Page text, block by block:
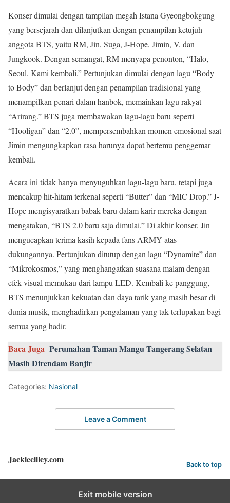
Konser dimulai dengan tampilan megah Istana Gyeongbokgung
yang bersejarah dan dilanjutkan dengan penampilan ketujuh
anggota BTS, yaitu RM, Jin, Suga, J-Hope, Jimin, V, dan
Jungkook. Dengan semangat, RM menyapa penonton, “Halo,
Seoul. Kami kembali.” Pertunjukan dimulai dengan lagu “Body
to Body” dan berlanjut dengan penampilan tradisional yang
menampilkan penari dalam hanbok, memainkan lagu rakyat
“Arirang.” BTS juga membawakan lagu-lagu baru seperti
“Hooligan” dan “2.0”, mempersembahkan momen emosional saat
Jimin mengungkapkan rasa harunya dapat bertemu penggemar
kembali.
Acara ini tidak hanya menyuguhkan lagu-lagu baru, tetapi juga
mencakup hit-hitam terkenal seperti “Butter” dan “MIC Drop.” J-
Hope mengisyaratkan babak baru dalam karir mereka dengan
mengatakan, “BTS 2.0 baru saja dimulai.” Di akhir konser, Jin
mengucapkan terima kasih kepada fans ARMY atas
dukungannya. Pertunjukan ditutup dengan lagu “Dynamite” dan
“Mikrokosmos,” yang menghangatkan suasana malam dengan
efek visual memukau dari lampu LED. Kembali ke panggung,
BTS menunjukkan kekuatan dan daya tarik yang masih besar di
dunia musik, menghadirkan pengalaman yang tak terlupakan bagi
semua yang hadir.
Baca Juga Perumahan Taman Mangu Tangerang Selatan
Masih Direndam Banjir
Categories: Nasional
Leave a Comment
Jackiecilley.com Back to top
Exit mobile version